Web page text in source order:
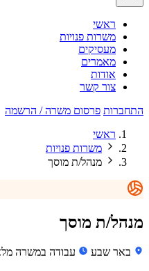
ראשי
משרות פנויות
מעסיקים
מאמרים
אודות
צור קשר
התחברות פרסום משרה / הרשמה
ראשי
משרות פנויות
מנהל/ת מוסך
מנהל/ת מוסך
באר שבע עבודה במשרה